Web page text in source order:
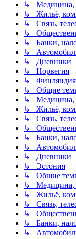
↳ Медицина,
↳ Жильё,
↳ Связь,
↳
↳ Банки,
↳
↳ Дневники
↳ Норвегия
↳ Финляндия
↳ Общие
↳ Медицина,
↳ Жильё,
↳ Связь,
↳
↳ Банки,
↳
↳ Дневники
↳ Эстония
↳ Общие
↳ Медицина,
↳ Жильё,
↳ Связь,
↳
↳ Банки,
↳